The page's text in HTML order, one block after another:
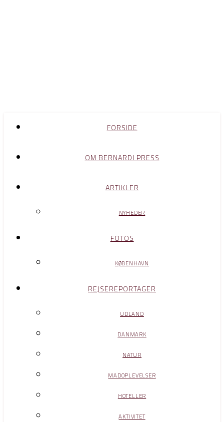
FORSIDE
OM BERNARDI PRESS
ARTIKLER
NYHEDER
FOTOS
KØBENHAVN
REJSEREPORTAGER
UDLAND
DANMARK
NATUR
MADOPLEVELSER
HOTELLER
AKTIVITET